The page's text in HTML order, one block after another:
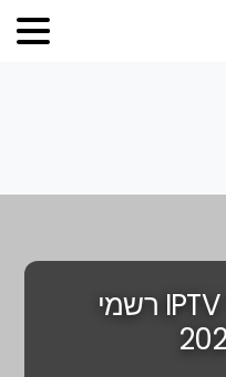
NOVA IPTV – מנוי IPTV רשמי